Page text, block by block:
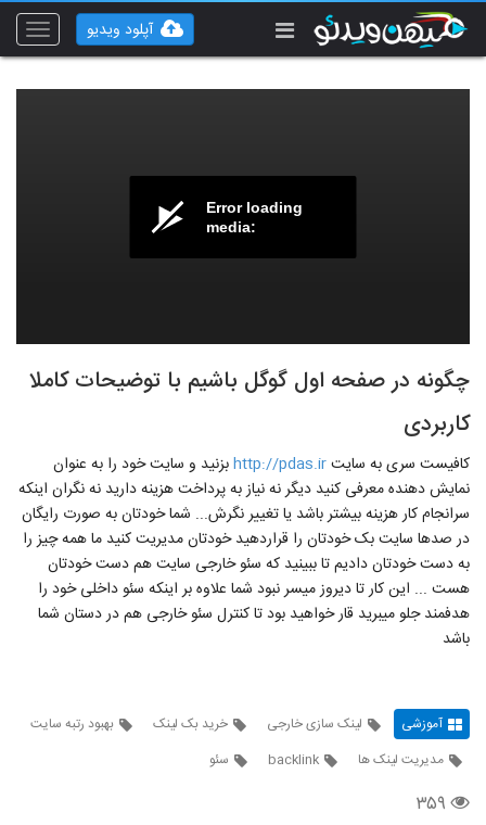
Toggle
آپلود ویدیو
Error loading
media:
چگونه در صفحه اول گوگل باشیم با توضیحات کاملا
کاربردی
کافیست سری به سایتhttp://pdas.irبزنید و سایت خود را به عنوان
نمایش دهنده معرفی کنید دیگر نه نیاز به پرداخت هزینه دارید نه نگران اینکه
سرانجام کار هزینه بیشتر باشد یا تغییر نگرش... شما خودتان به صورت رایگان
در صدها سایت بک خودتان را قراردهید خودتان مدیریت کنید ما همه چیز را
به دست خودتان دادیم تا ببینید که سئو خارجی سایت هم دست خودتان
هست ... این کار تا دیروز میسر نبود شما علاوه بر اینکه سئو داخلی خود را
هدفمند جلو میبرید قار خواهید بود تا کنترل سئو خارجی هم در دستان شما
باشد
آموزشی لینک سازی خارجی خرید بک لینک
بهبود رتبه سایت
مدیریت لینک ها
backlink سئو
۳۵۹